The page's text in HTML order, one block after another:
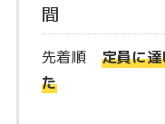
間
先着順 定員に
た